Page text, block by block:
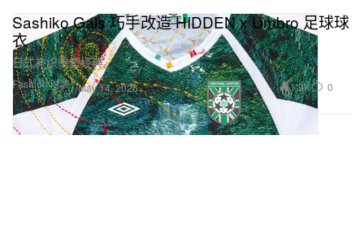
Fashion 时装
Sashiko Gals 巧手改造 HIDDEN x Umbro 足球球
衣
日式补织重塑经典。
May 14, 2026 1.9K 0